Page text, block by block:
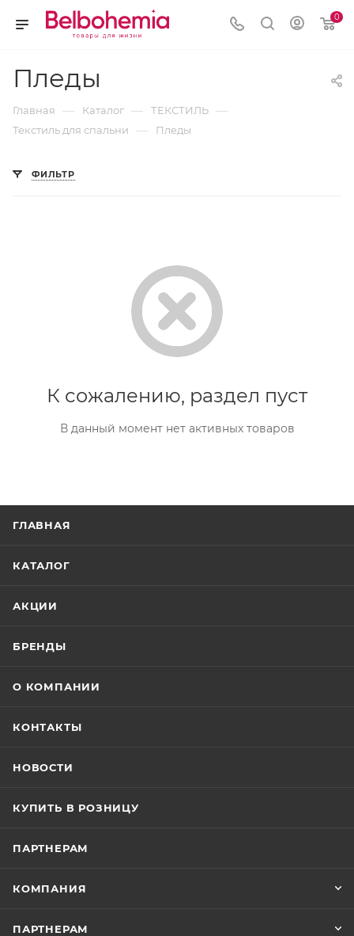
0
Пледы
Главная — Каталог — ТЕКСТИЛЬ —
Текстиль для спальни — Пледы
ФИЛЬТР
К сожалению, раздел пуст
В данный момент нет активных товаров
ГЛАВНАЯ
КАТАЛОГ
АКЦИИ
БРЕНДЫ
О КОМПАНИИ
КОНТАКТЫ
НОВОСТИ
КУПИТЬ В РОЗНИЦУ
ПАРТНЕРАМ
КОМПАНИЯ
ПАРТНЕРАМ